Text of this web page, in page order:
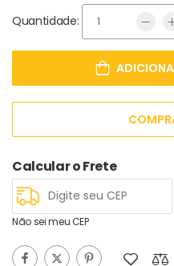
Quantidade:
Calcular o Frete
Não sei meu CEP